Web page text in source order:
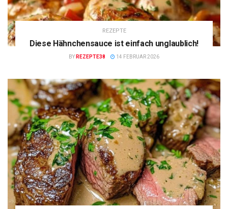
REZEPTE
Diese Hähnchensauce ist einfach unglaublich!
BY REZEPTE38 14 FEBRUAR 2026